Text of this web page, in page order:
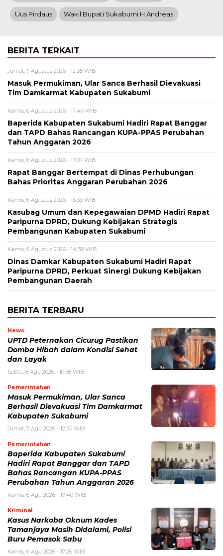
Uus Pirdaus Wakil Bupati Sukabumi H Andreas
BERITA TERKAIT
Jumat, 7 Agustus 2026 - 12:35 WIB
Masuk Permukiman, Ular Sanca Berhasil Dievakuasi
Tim Damkarmat Kabupaten Sukabumi
Kamis, 6 Agustus 2026 - 17:40 WIB
Baperida Kabupaten Sukabumi Hadiri Rapat Banggar
dan TAPD Bahas Rancangan KUPA-PPAS Perubahan
Tahun Anggaran 2026
Kamis, 6 Agustus 2026 - 17:07 WIB
Rapat Banggar Bertempat di Dinas Perhubungan
Bahas Prioritas Anggaran Perubahan 2026
Kamis, 6 Agustus 2026 - 16:33 WIB
Kasubag Umum dan Kepegawaian DPMD Hadiri Rapat
Paripurna DPRD, Dukung Kebijakan Strategis
Pembangunan Kabupaten Sukabumi
Kamis, 6 Agustus 2026 - 14:38 WIB
Dinas Damkar Kabupaten Sukabumi Hadiri Rapat
Paripurna DPRD, Perkuat Sinergi Dukung Kebijakan
Pembangunan Daerah
BERITA TERBARU
News
UPTD Peternakan Cicurug Pastikan
Domba Hibah dalam Kondisi Sehat
dan Layak
Sabtu, 8 Agu 2026 - 10:58 WIB
Pemerintahan
Masuk Permukiman, Ular Sanca
Berhasil Dievakuasi Tim Damkarmat
Kabupaten Sukabumi
Jumat, 7 Agu 2026 - 12:35 WIB
Pemerintahan
Baperida Kabupaten Sukabumi
Hadiri Rapat Banggar dan TAPD
Bahas Rancangan KUPA-PPAS
Perubahan Tahun Anggaran 2026
Kamis, 6 Agu 2026 - 17:40 WIB
Kriminal
Kasus Narkoba Oknum Kades
Tamanjaya Masih Didalami, Polisi
Buru Pemasok Sabu
Kamis, 6 Agu 2026 - 17:26 WIB